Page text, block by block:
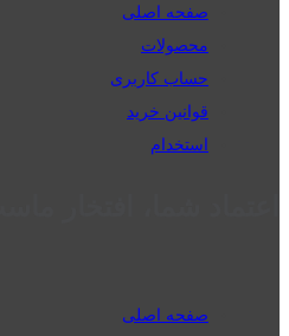
صفحه اصلی
محصولات
حساب کاربری
قوانین خرید
استخدام
صفحه اصلی